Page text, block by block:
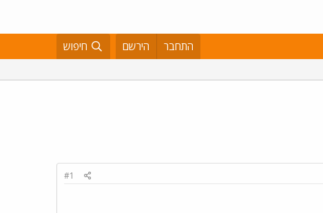
התחבר הירשם חיפוש
#1